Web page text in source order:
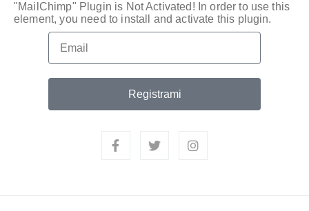
"MailChimp" Plugin is Not Activated! In order to use this
element, you need to install and activate this plugin.
Registrami